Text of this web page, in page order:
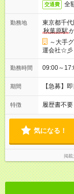
交通費 全
勤務地
東京都千代
秋葉原駅
～大手
運会社☆彡
勤務時間 09:00～
期間 【急募】
特徴 履歴書不要
気になる！
掲載